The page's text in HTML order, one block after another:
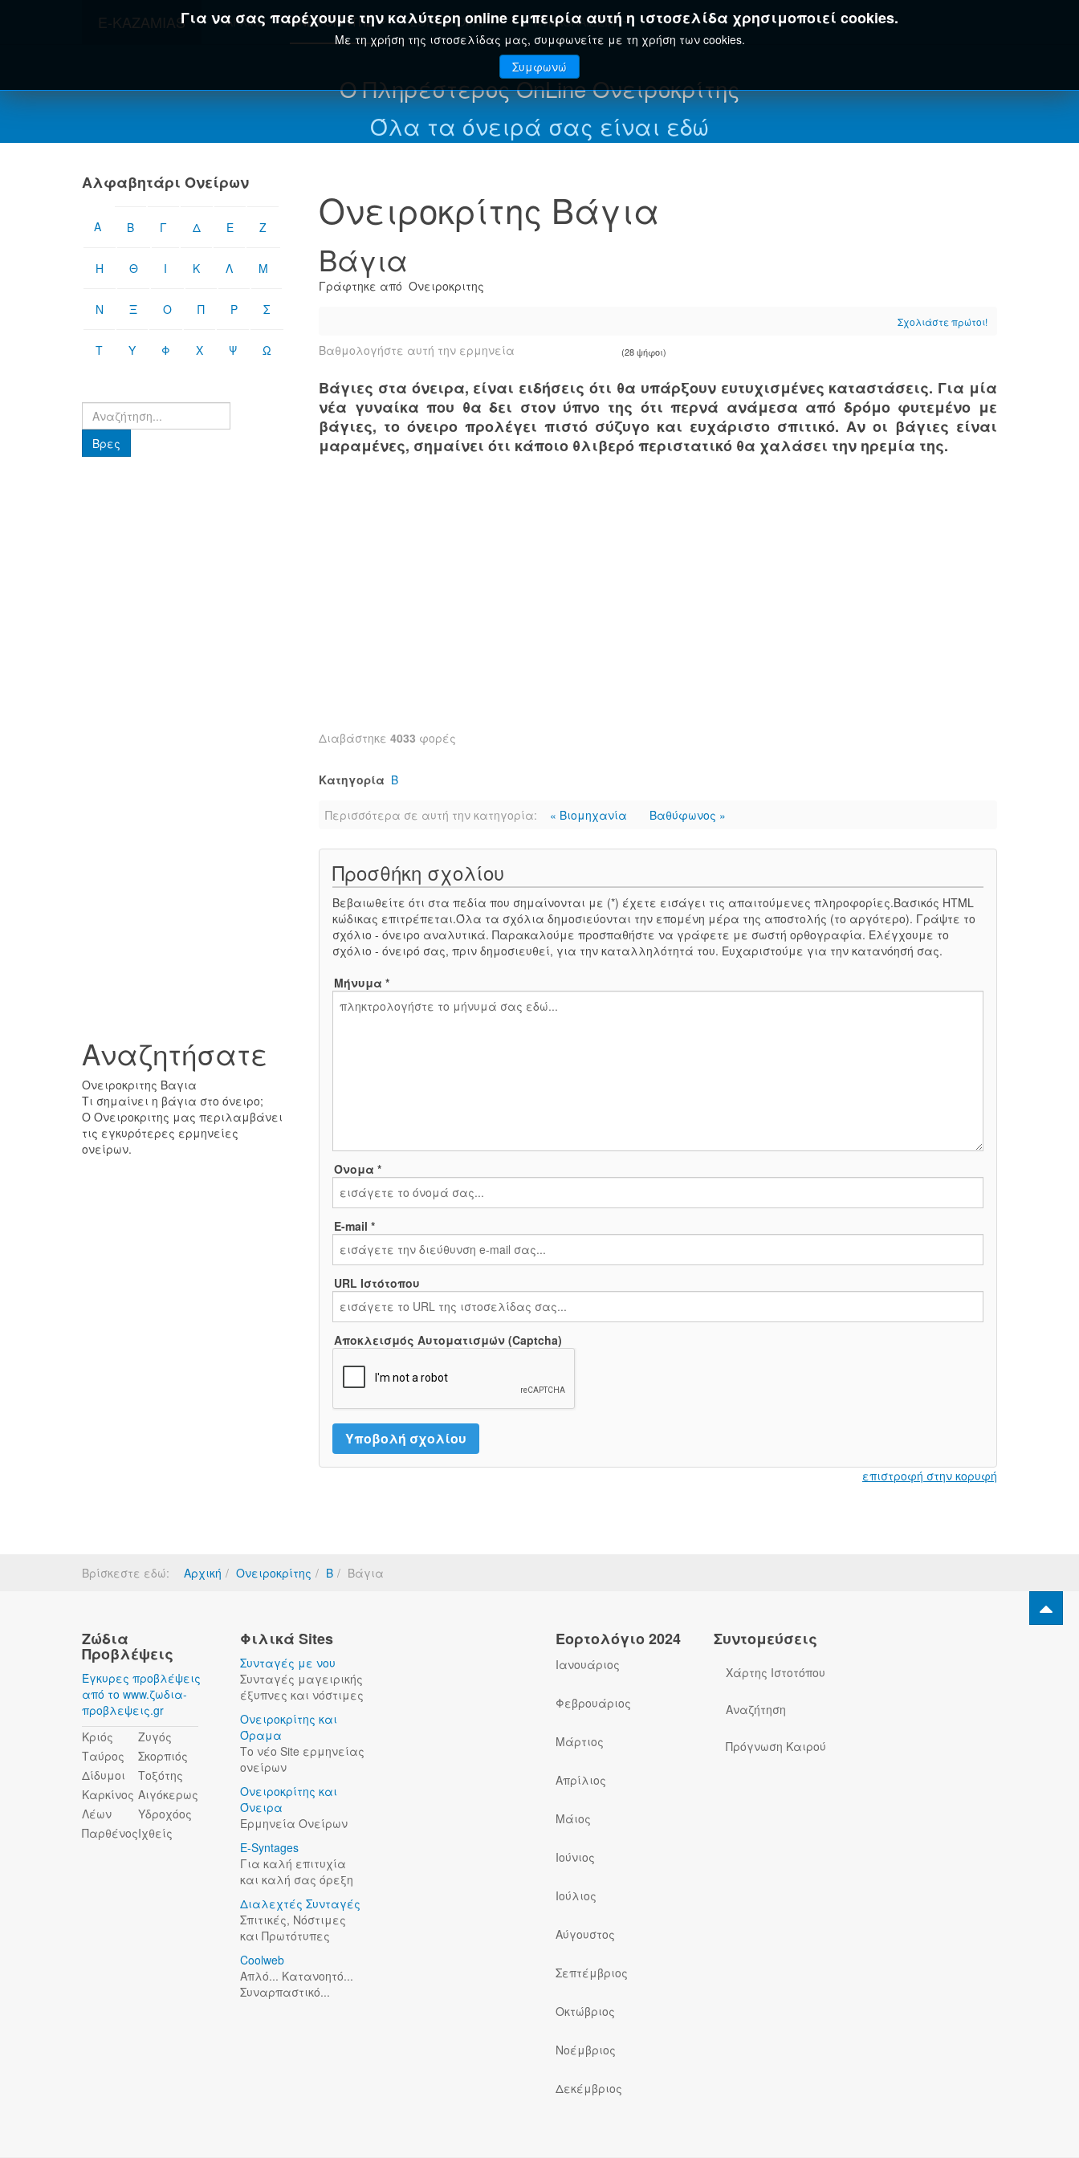
E-KAZAMIASΓια να σας παρέχουμε την καλύτερη online εμπειρία αυτή η ιστοσελίδα χρησιμοποιεί cookies.
Με τη χρήση της ιστοσελίδας μας, συμφωνείτε με τη χρήση των cookies.
Συμφωνώ
ΑΡΧΙΚΉ ΟΝΕΙΡΟΚΡΊΤΗΣ ΕΟΡΤΟΛΌΓΙΟ ΕΓΚΥΚΛΟΠΑΊΔΕΙΑ
Ο Πληρέστερος OnLine Ονειροκρίτης
Όλα τα όνειρά σας είναι εδώ
Ονειροκρίτης Βάγια
Βάγια
Γράφτηκε από Ονειροκριτης
Σχολιάστε πρώτοι!
Βαθμολογήστε αυτή την ερμηνεία (28 ψήφοι)
Βάγιες στα όνειρα, είναι ειδήσεις ότι θα υπάρξουν ευτυχισμένες καταστάσεις. Για μία
νέα γυναίκα που θα δει στον ύπνο της ότι περνά ανάμεσα από δρόμο φυτεμένο με
βάγιες, το όνειρο προλέγει πιστό σύζυγο και ευχάριστο σπιτικό. Αν οι βάγιες είναι
μαραμένες, σημαίνει ότι κάποιο θλιβερό περιστατικό θα χαλάσει την ηρεμία της.
Διαβάστηκε 4033 φορές
Κατηγορία Β
Περισσότερα σε αυτή την κατηγορία: « Βιομηχανία Βαθύφωνος »
Προσθήκη σχολίου
Βεβαιωθείτε ότι στα πεδία που σημαίνονται με (*) έχετε εισάγει τις απαιτούμενες πληροφορίες.Βασικός HTML
κώδικας επιτρέπεται.Όλα τα σχόλια δημοσιεύονται την επομένη μέρα της αποστολής (το αργότερο). Γράψτε το
σχόλιο - όνειρο αναλυτικά. Παρακαλούμε προσπαθήστε να γράφετε με σωστή ορθογραφία. Ελέγχουμε το
σχόλιο - όνειρό σας, πριν δημοσιευθεί, για την καταλληλότητά του. Ευχαριστούμε για την κατανόησή σας.
Μήνυμα *
Όνομα *
E-mail *
URL Ιστότοπου
Αποκλεισμός Αυτοματισμών (Captcha)
επιστροφή στην κορυφή
Αλφαβητάρι Ονείρων
Α Β Γ Δ Ε Ζ
Η Θ Ι Κ Λ Μ
Ν Ξ Ο Π Ρ Σ
Τ Υ Φ Χ Ψ Ω
Βρες
Βρες
Αναζητήσατε
Ονειροκριτης Βαγια
Τι σημαίνει η βάγια στο όνειρο;
Ο Ονειροκριτης μας περιλαμβάνει
τις εγκυρότερες ερμηνείες
ονείρων.
Βρίσκεστε εδώ: Αρχική Ονειροκρίτης Β Βάγια
Ζώδια
Προβλέψεις
Έγκυρες προβλέψεις
από το www.ζωδια-
προβλεψεις.gr
Κριός
Ταύρος
Δίδυμοι
Καρκίνος
Λέων
Παρθένος
Ζυγός
Σκορπιός
Τοξότης
Αιγόκερως
Υδροχόος
Ιχθείς
Φιλικά Sites
Συνταγές με νου
Συνταγές μαγειρικής
έξυπνες και νόστιμες
Ονειροκρίτης και
Όραμα
Το νέο Site ερμηνείας
ονείρων
Ονειροκρίτης και
Όνειρα
Ερμηνεία Ονείρων
E-Syntages
Για καλή επιτυχία
και καλή σας όρεξη
Διαλεχτές Συνταγές
Σπιτικές, Νόστιμες
και Πρωτότυπες
Coolweb
Απλό... Κατανοητό...
Συναρπαστικό...
Εορτολόγιο 2024
Ιανουάριος
Φεβρουάριος
Μάρτιος
Απρίλιος
Μάιος
Ιούνιος
Ιούλιος
Αύγουστος
Σεπτέμβριος
Οκτώβριος
Νοέμβριος
Δεκέμβριος
Συντομεύσεις
Χάρτης Ιστοτόπου
Αναζήτηση
Πρόγνωση Καιρού